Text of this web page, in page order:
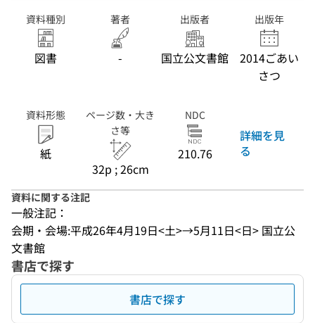
資料種別
図書
著者
-
出版者
国立公文書館
出版年
2014ごあい
さつ
資料形態
紙
ページ数・大き
さ等
32p ; 26cm
NDC
210.76
詳細を見
る
資料に関する注記
一般注記：
会期・会場:平成26年4月19日<土>→5月11日<日> 国立公
文書館
書店で探す
書店で探す